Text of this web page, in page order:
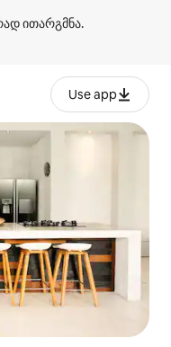
Use app